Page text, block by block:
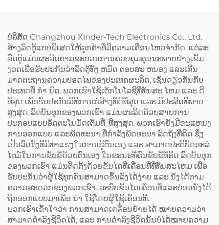
ບໍລິສັດ Changzhou Xinder-Tech Electronics Co., Ltd.
ສ້າງລົດຕູ້ແບບພິເສດໃຫ້ລູກຄ້າທີ່ມີຄວາມເຄື່ອນໄຫວຈໍາກັດ. ແຕ່ລະ
ລົດຕູ້ແມ່ນຜະລິດຕາມຂະບວນການຄວບຄຸມຄຸນນະພາບຢ່າງເຂັ້ມ
ງວດເພື່ອຮັບປະກັນວ່າລົດຕູ້ທັງ ຫມົດ ຕອບສະ ຫນອງ ແລະເກີນ
ມາດຕະຖານຄວາມປອດໄພຂອງປະເທດຜະລິດ, ເຊັ່ນດຽວກັນກັບ
ປະເທດທີ່ ກໍາ ນົດ. ພວກເຮົາໃຊ້ເຕັກໂນໂລຊີທີ່ທັນສະ ໄຫມ ແລະ ດີ
ທີ່ສຸດ ເພື່ອຮັບປະກັນວິທີການກໍ່ສ້າງທີ່ດີທີ່ສຸດ ແລະ ມີປະສິດທິພາບ
ສູງສຸດ. ລົດບັນທຸກຂອງພວກເຮົາ ແມ່ນຜະລິດດ້ວຍສາຍການ
ປະກອບແບບອັດຕະໂນມັດເຕັມທີ່, ທີ່ສູງສຸດ. ພວກເຮົາຍັງມີຂະແຫນງ
ການອອກແບບ ແລະພັດທະນາ ທີ່ກໍາລັງພັດທະນາ ລົດຖັງທີ່ຄິດ ຊຶ່ງ
ເປັນລົດຖັງທີ່ມີທ່າແຮງໃນການຮູ້ຕົນເອງ ແລະ ສາມາດປະຕິບັດອະລໍ
ໄຕມ໌ໃນການຂັບຂີ່ດ້ວຍຕົນເອງ ໃນຂະນະທີ່ຄົນຂັບຂີ່ທີ່ຄິດ ລົດບັນທຸກ
ຂອງພວກເຮົາ ແມ່ນຕິດຕັ້ງດ້ວຍຂັ້ນໄດທີ່ເຄື່ອນທີ່ທີ່ທັນສະໄຫມ ເພື່ອ
ຮັບປະກັນວ່າຜູ້ໃຊ້ທຸກຄົນສາມາດຂຶ້ນລົງໄດ້ງ່າຍ ແລະ ນັ່ງໄດ້ຕາມ
ຄວາມສະດວກຂອງພວກເຂົາ. ລະບົບຂັ້ນໄດເຄື່ອນທີ່ແລະບ່ອນນັ່ງໄດ້
ຖືກອອກແບບມາເພື່ອ ນໍາ ໃຊ້ໂດຍຜູ້ໃຊ້ເຄື່ອນທີ່.
ພວກເຮົາເຂົ້າໃຈວ່າ ການສາມາດເคลື່ອນຍ້າຍໄດ້ ໝາຍຄວາມວ່າ
ສາມາດດຳລົງຊີວິດໄດ້, ແລະ ການດຳລົງຊີວິດນັ້ນບໍ່ໄດ້ໝາຍຄວາມ